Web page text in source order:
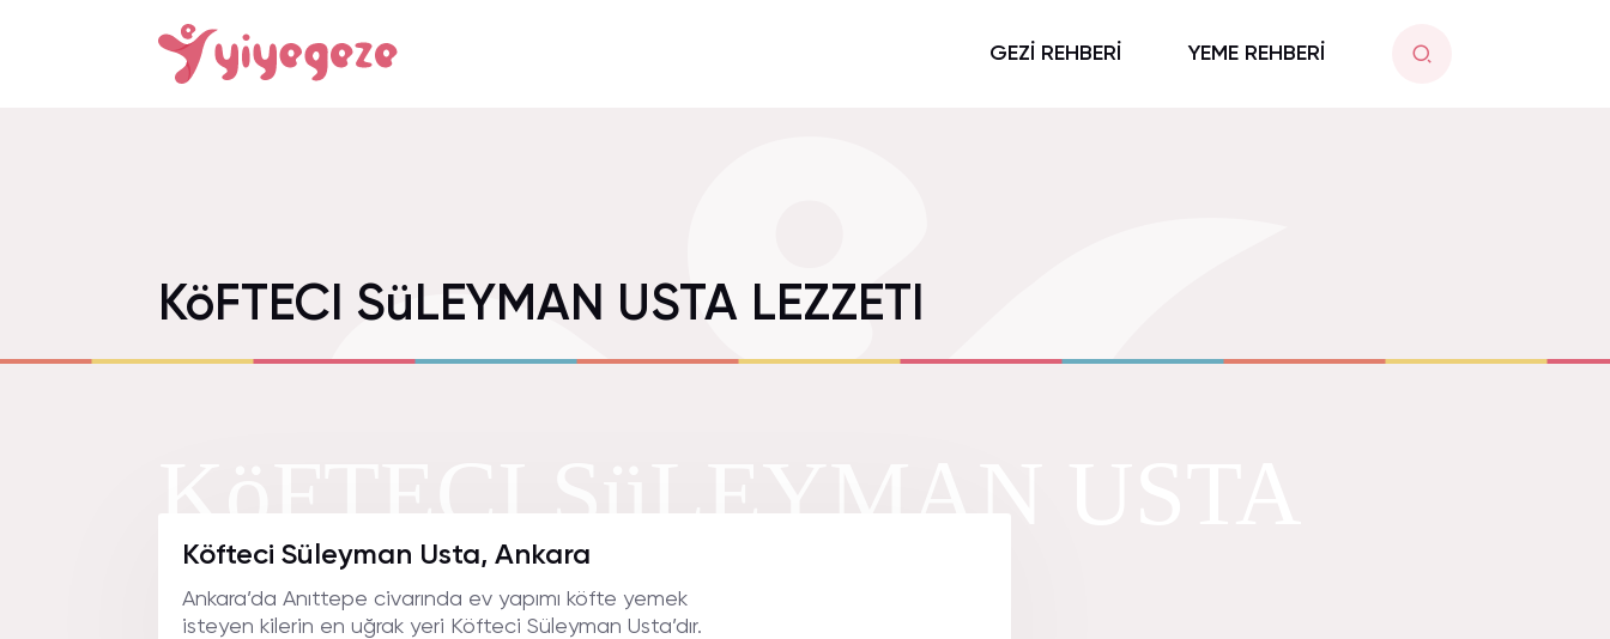
GEZİ REHBERİ YEME REHBERİ
KöFTECI SüLEYMAN USTA LEZZETI
LEZZETI.
Köfteci Süleyman Usta, Ankara
Ankara’da Anıttepe civarında ev yapımı köfte yemek
isteyen kilerin en uğrak yeri Köfteci Süleyman Usta’dır.